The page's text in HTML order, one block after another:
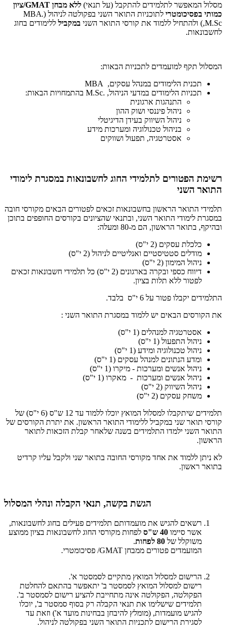
מסלול המאפשר לתלמידים להתקבל (על תנאי) ללא מבחן GMAT/ציון
כמותי בפסיכומטרי לתוכניות התואר השני בפקולטה לניהול (.MBA
,M.Sc) ולהתחיל ללמוד את קורסי התואר השני במקביל ללימודים בחוג
לחשבונאות.
המסלול תקף למועמדים לתכניות הבאות:
תכנית הלימודים במנהל עסקים,
MBA
תכניות הלימודים במדעי הניהול, .M.Sc בהתמחויות הבאות:
התנהגות ארגונית
ניהול פיננסי ושוק ההון
ניהול השיווק בעידן הדיגיטלי
בניהול טכנולוגיה ומערכות מידע
אסטרטגיה, תפעול ושווקים
רשימת הפטורים לתלמידי החוג לחשבונאות במסגרת לימודי
התואר השני
תלמידי התואר הראשון בחשבונאות זכאים לפטורים הבאים מקורסי חובה
במסגרת לימודי התואר השני, ובתנאי שהציונים בקורסים החופפים בתוכן
ובהיקף, בתואר הראשון, הם מ-80 ומעלה:
כלכלת עסקים (2 י"ס)
מודלים סטטיסטיים ואנליטיים לניהול (2 י"ס)
ניהול המימון (2 י"ס)
דיווח כספי ובקרה בארגונים (2 י"ס) כל תלמידי חשבונאות זכאים
לפטור ללא תלות בציון.
התלמידים יקבלו פטור על 6 י"ס בלבד.
את הקורסים הבאים יש ללמוד במסגרת התואר השני :
אסטרטגיה למנהלים (1 י"ס)
ניהול התפעול (1 י"ס)
ניהול טכנולוגיה ומידע (1 י"ס)
ומדע הנתונים למנהל עסקים (1 י"ס)
ניהול אנשים ומערכות - מיקרו (1 י"ס)
ניהול אנשים ומערכות - מאקרו (1 י"ס)
ניהול השיווק (2 י"ס)
משחק עסקים (2 י"ס)
תלמידים שיתקבלו למסלול המואץ יוכלו ללמוד עד 12 ש"ס (6 י"ס) של
קורסי תואר שני במקביל ללימודי התואר הראשון. את יתרת הקורסים של
התואר השני ילמדו התלמידים בשנה שלאחר קבלת הזכאות לתואר
הראשון.
לא ניתן ללמוד את אחד מקורסי החובה בתואר שני ולקבל עליו קרדיט
בתואר ראשון.
הגשת בקשה, תנאי הקבלה ונהלי המסלול
רשאים להגיש את מועמדותם תלמידים פעילים בחוג לחשבונאות,
אשר סיימו 40 ש"ס
לפחות מקורסי החוג לחשבונאות בציון ממוצע
משוקלל של
.
המועמדים פטורים ממבחן GMAT/ פסיכומטרי.
הרישום למסלול המואץ מתקיים לסמסטר א'.
רישום למסלול המואץ לסמסטר ב' יתאפשר בהתאם להחלטת
הפקולטה, הפקולטה אינה מתחייבת להציע רישום לסמסטר ב'.
תלמידים שישלימו את תנאי הקבלה רק בסוף סמסטר ב', יוכלו
להגיש מועמדות, (מומלץ להיבחן בבחינות מועד א') וזאת עד
לסגירת הרישום לתכניות התואר השני בפקולטה לניהול.